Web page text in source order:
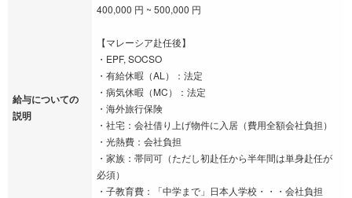
給与についての
説明
400,000 円 ~ 500,000 円
【マレーシア赴任後】
・EPF, SOCSO
・有給休暇（AL）：法定
・病気休暇（MC）：法定
・海外旅行保険
・社宅：会社借り上げ物件に入居（費用全額会社負担）
・光熱費：会社負担
・家族：帯同可（ただし初赴任から半年間は単身赴任が
必須）
・子教育費：「中学まで」日本人学校・・・会社負担